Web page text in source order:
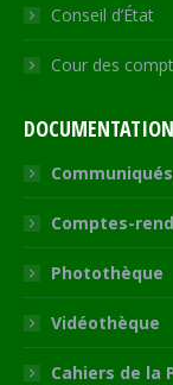
Conseil d’État
Cour des
DOCUMENTATION
Comptes-
Photothèque
Vidéothèque
Cahiers de la